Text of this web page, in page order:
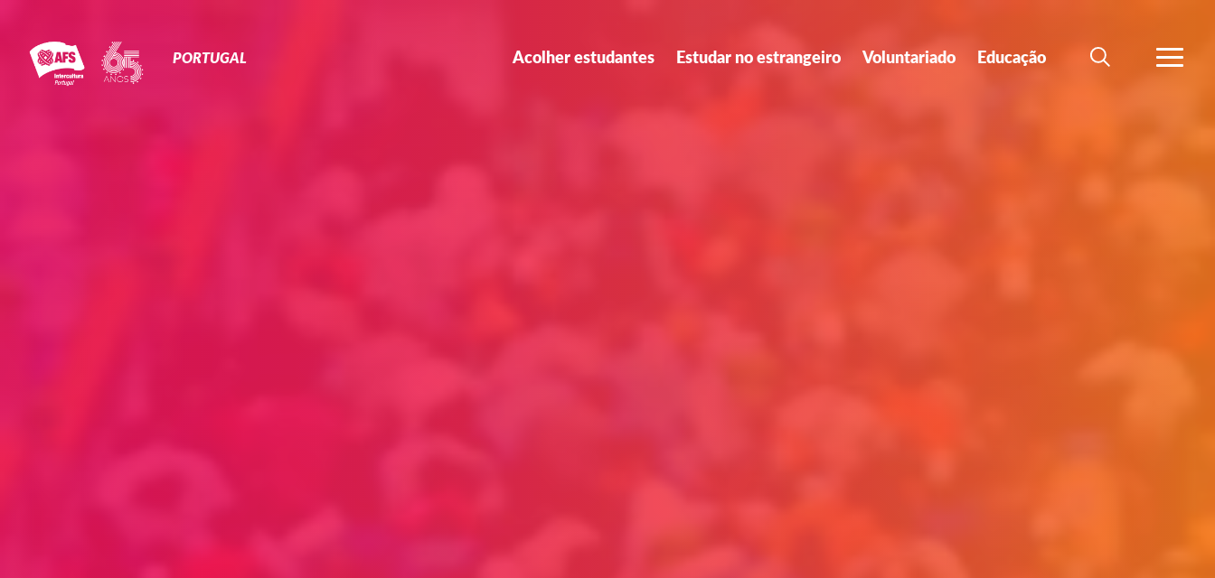
PORTUGAL Acolher estudantes Estudar no estrangeiro Voluntariado Educação
SEARCH VER